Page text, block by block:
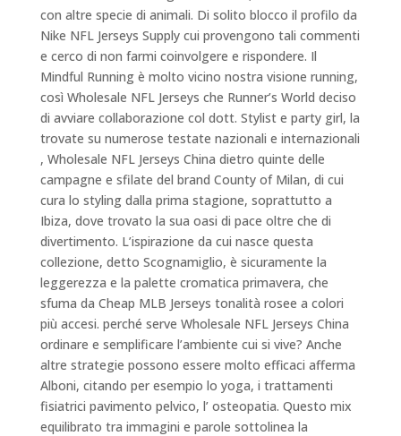
con altre specie di animali. Di solito blocco il profilo da
Nike NFL Jerseys Supply cui provengono tali commenti
e cerco di non farmi coinvolgere e rispondere. Il
Mindful Running è molto vicino nostra visione running,
così Wholesale NFL Jerseys che Runner’s World deciso
di avviare collaborazione col dott. Stylist e party girl, la
trovate su numerose testate nazionali e internazionali
, Wholesale NFL Jerseys China dietro quinte delle
campagne e sfilate del brand County of Milan, di cui
cura lo styling dalla prima stagione, soprattutto a
Ibiza, dove trovato la sua oasi di pace oltre che di
divertimento. L’ispirazione da cui nasce questa
collezione, detto Scognamiglio, è sicuramente la
leggerezza e la palette cromatica primavera, che
sfuma da Cheap MLB Jerseys tonalità rosee a colori
più accesi. perché serve Wholesale NFL Jerseys China
ordinare e semplificare l’ambiente cui si vive? Anche
altre strategie possono essere molto efficaci afferma
Alboni, citando per esempio lo yoga, i trattamenti
fisiatrici pavimento pelvico, l’ osteopatia. Questo mix
equilibrato tra immagini e parole sottolinea la